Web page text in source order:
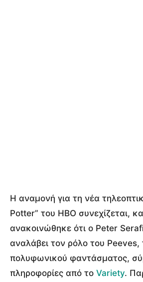
Η αναμονή για τη νέα
Potter” του HBO συνεχίζεται,
ανακοινώθηκε ότι ο Peter
αναλάβει τον ρόλο του Peeves,
πολυφωνικού φαντάσματος,
πληροφορίες από το Variety.